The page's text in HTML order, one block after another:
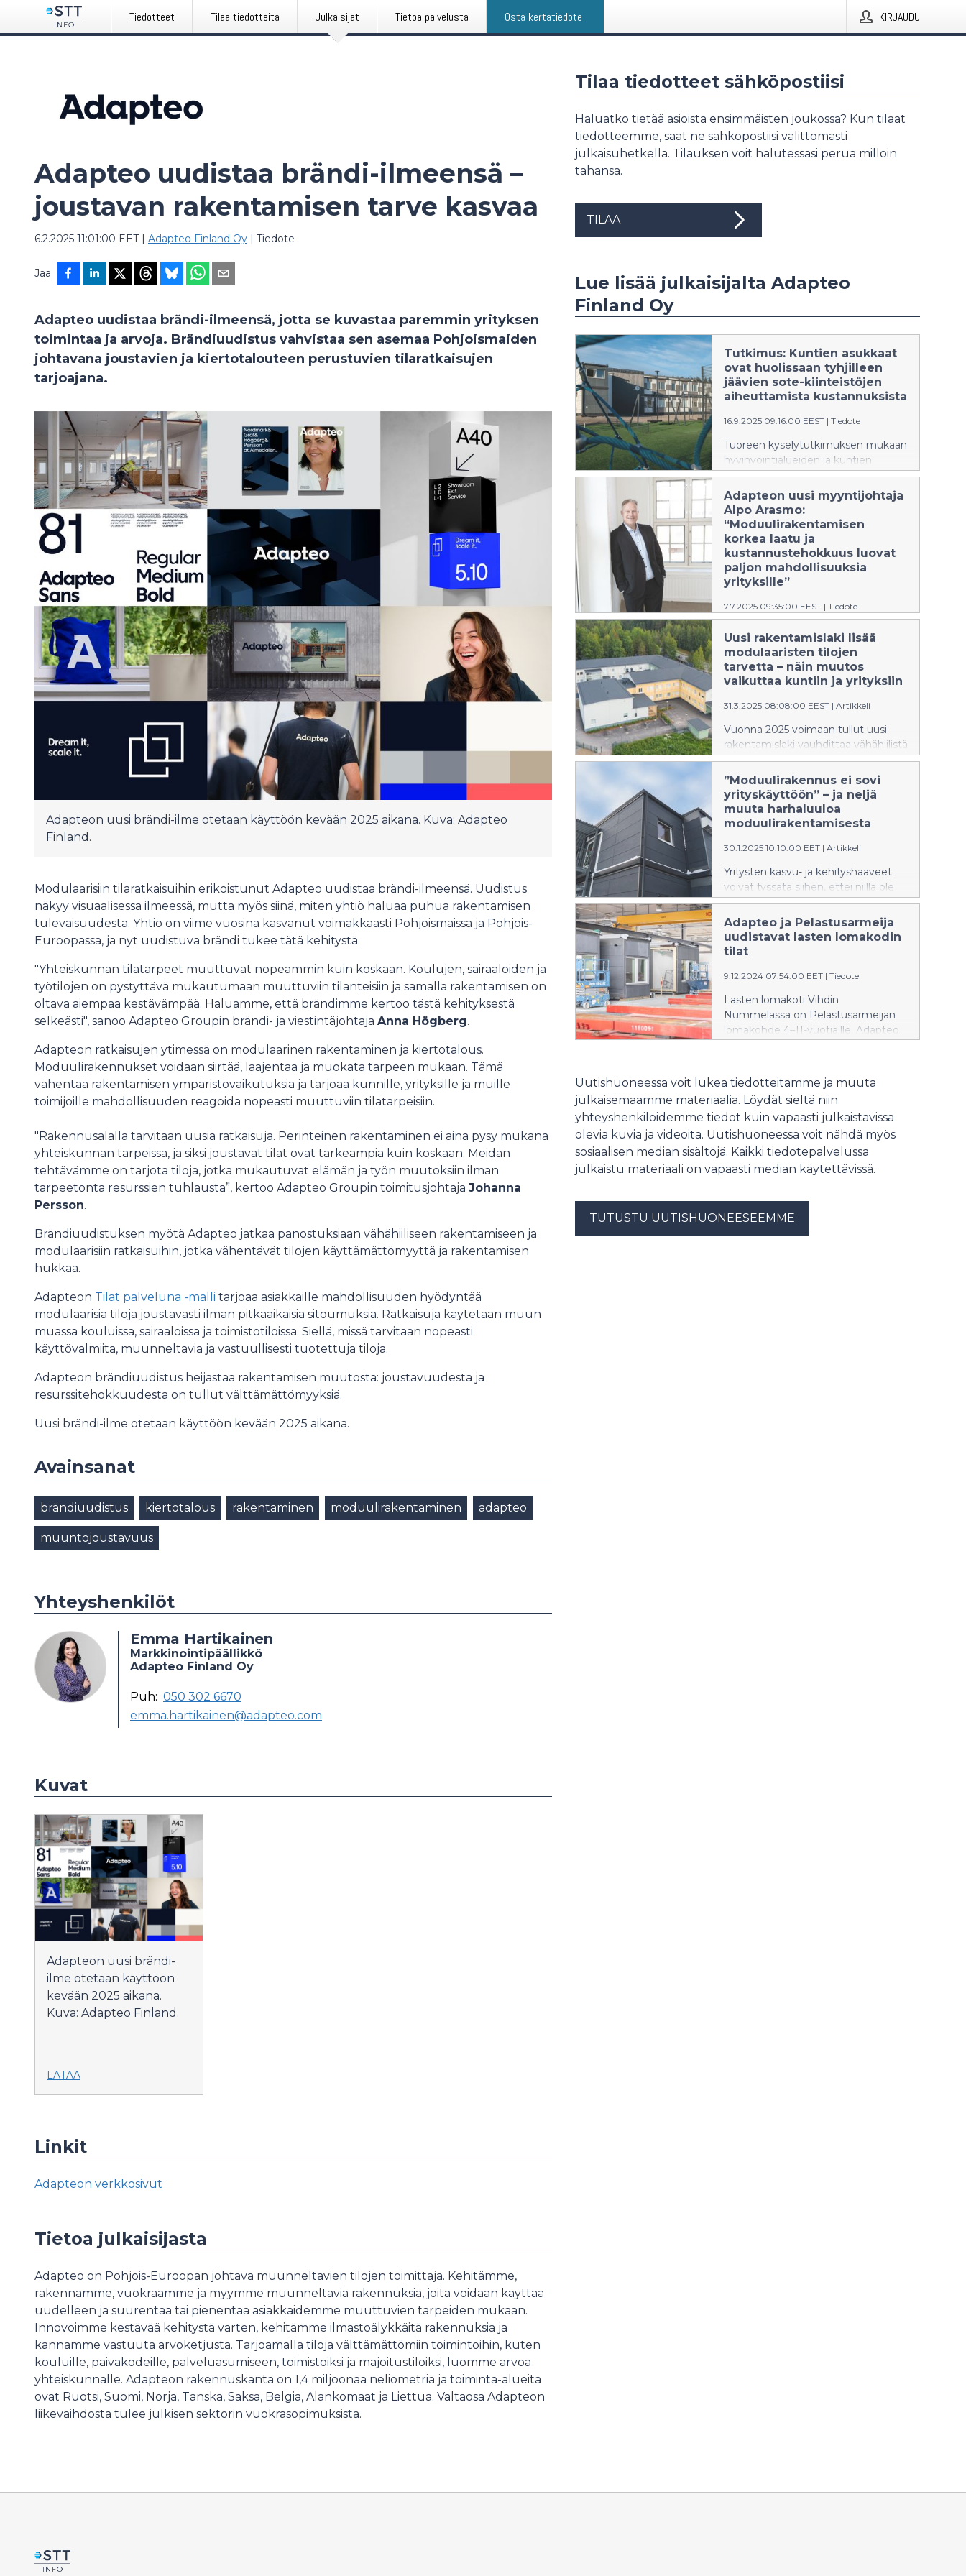
Tiedotteet Tilaa tiedotteita Julkaisijat Tietoa palvelusta Osta kertatiedote KIRJAUDU
Adapteo uudistaa brändi-ilmeensä –
joustavan rakentamisen tarve kasvaa
6.2.2025 11:01:00 EET| Adapteo Finland Oy | Tiedote
Jaa
Adapteo uudistaa brändi-ilmeensä, jotta se kuvastaa paremmin yrityksen
toimintaa ja arvoja. Brändiuudistus vahvistaa sen asemaa Pohjoismaiden
johtavana joustavien ja kiertotalouteen perustuvien tilaratkaisujen
tarjoajana.
Adapteon uusi brändi-ilme otetaan käyttöön kevään 2025 aikana. Kuva: Adapteo
Finland.
Modulaarisiin tilaratkaisuihin erikoistunut Adapteo uudistaa brändi-ilmeensä. Uudistus
näkyy visuaalisessa ilmeessä, mutta myös siinä, miten yhtiö haluaa puhua rakentamisen
tulevaisuudesta. Yhtiö on viime vuosina kasvanut voimakkaasti Pohjoismaissa ja Pohjois-
Euroopassa, ja nyt uudistuva brändi tukee tätä kehitystä.
"Yhteiskunnan tilatarpeet muuttuvat nopeammin kuin koskaan. Koulujen, sairaaloiden ja
työtilojen on pystyttävä mukautumaan muuttuviin tilanteisiin ja samalla rakentamisen on
oltava aiempaa kestävämpää. Haluamme, että brändimme kertoo tästä kehityksestä
selkeästi", sanoo Adapteo Groupin brändi- ja viestintäjohtaja Anna Högberg.
Adapteon ratkaisujen ytimessä on modulaarinen rakentaminen ja kiertotalous.
Moduulirakennukset voidaan siirtää, laajentaa ja muokata tarpeen mukaan. Tämä
vähentää rakentamisen ympäristövaikutuksia ja tarjoaa kunnille, yrityksille ja muille
toimijoille mahdollisuuden reagoida nopeasti muuttuviin tilatarpeisiin.
"Rakennusalalla tarvitaan uusia ratkaisuja. Perinteinen rakentaminen ei aina pysy mukana
yhteiskunnan tarpeissa, ja siksi joustavat tilat ovat tärkeämpiä kuin koskaan. Meidän
tehtävämme on tarjota tiloja, jotka mukautuvat elämän ja työn muutoksiin ilman
tarpeetonta resurssien tuhlausta”, kertoo Adapteo Groupin toimitusjohtaja Johanna
Persson.
Brändiuudistuksen myötä Adapteo jatkaa panostuksiaan vähähiiliseen rakentamiseen ja
modulaarisiin ratkaisuihin, jotka vähentävät tilojen käyttämättömyyttä ja rakentamisen
hukkaa.
Adapteon Tilat palveluna -malli tarjoaa asiakkaille mahdollisuuden hyödyntää
modulaarisia tiloja joustavasti ilman pitkäaikaisia sitoumuksia. Ratkaisuja käytetään muun
muassa kouluissa, sairaaloissa ja toimistotiloissa. Siellä, missä tarvitaan nopeasti
käyttövalmiita, muunneltavia ja vastuullisesti tuotettuja tiloja.
Adapteon brändiuudistus heijastaa rakentamisen muutosta: joustavuudesta ja
resurssitehokkuudesta on tullut välttämättömyyksiä.
Uusi brändi-ilme otetaan käyttöön kevään 2025 aikana.
Avainsanat
brändiuudistus kiertotalous rakentaminen moduulirakentaminen adapteo
muuntojoustavuus
Yhteyshenkilöt
Emma Hartikainen
Markkinointipäällikkö
Adapteo Finland Oy
Puh: 050 302 6670
emma.hartikainen@adapteo.com
Kuvat
Adapteon uusi brändi-
ilme otetaan käyttöön
kevään 2025 aikana.
Kuva: Adapteo Finland.
LATAA
Linkit
Adapteon verkkosivut
Tietoa julkaisijasta
Adapteo on Pohjois-Euroopan johtava muunneltavien tilojen toimittaja. Kehitämme,
rakennamme, vuokraamme ja myymme muunneltavia rakennuksia, joita voidaan käyttää
uudelleen ja suurentaa tai pienentää asiakkaidemme muuttuvien tarpeiden mukaan.
Innovoimme kestävää kehitystä varten, kehitämme ilmastoälykkäitä rakennuksia ja
kannamme vastuuta arvoketjusta. Tarjoamalla tiloja välttämättömiin toimintoihin, kuten
kouluille, päiväkodeille, palveluasumiseen, toimistoiksi ja majoitustiloiksi, luomme arvoa
yhteiskunnalle. Adapteon rakennuskanta on 1,4 miljoonaa neliömetriä ja toiminta-alueita
ovat Ruotsi, Suomi, Norja, Tanska, Saksa, Belgia, Alankomaat ja Liettua. Valtaosa Adapteon
liikevaihdosta tulee julkisen sektorin vuokrasopimuksista.
Tilaa tiedotteet sähköpostiisi
Haluatko tietää asioista ensimmäisten joukossa? Kun tilaat
tiedotteemme, saat ne sähköpostiisi välittömästi
julkaisuhetkellä. Tilauksen voit halutessasi perua milloin
tahansa.
TILAA
Lue lisää julkaisijalta Adapteo
Finland Oy
Tutkimus: Kuntien asukkaat
ovat huolissaan tyhjilleen
jäävien sote-kiinteistöjen
aiheuttamista kustannuksista
16.9.2025 09:16:00 EEST | Tiedote
Tuoreen kyselytutkimuksen mukaan
hyvinvointialueiden ja kuntien
päättäjät uskovat alueensa
palveluverkoston supistuvan, mikä
johtaa sote-kiinteistöjen
irtisanomisiin. Tyhjien kiinteistöjen
aiheuttamat kulut huolestuttavat
myös kuntien asukkaita. Enemmistö
heistä (58 %) pitää muunneltavia ja
siirrettäviä tiloja hyvänä keinona
Adapteon uusi myyntijohtaja
Alpo Arasmo:
“Moduulirakentamisen
korkea laatu ja
kustannustehokkuus luovat
paljon mahdollisuuksia
yrityksille”
7.7.2025 09:35:00 EEST | Tiedote
Adapteo Finland Oy:n
myyntijohtajaksi on nimitetty Alpo
Arasmo.
Uusi rakentamislaki lisää
modulaaristen tilojen
tarvetta – näin muutos
vaikuttaa kuntiin ja yrityksiin
31.3.2025 08:08:00 EEST | Artikkeli
Vuonna 2025 voimaan tullut uusi
rakentamislaki vauhdittaa vähähiilistä
rakentamista ja helpottaa joustavien
tilaratkaisujen toteuttamista.
Muutokset näkyvät erityisesti
kuntien ja yritysten tilahankinnoissa,
ja vuoden 2026 alussa vaatimukset
”Moduulirakennus ei sovi
yrityskäyttöön” – ja neljä
muuta harhaluuloa
moduulirakentamisesta
30.1.2025 10:10:00 EET | Artikkeli
Yritysten kasvu- ja kehityshaaveet
voivat tyssätä siihen, ettei niillä ole
edellytyksiä kiinteiden tilaratkaisujen
vaatimiin mittaviin investointeihin.
Modulaariset tilat ovat yrityksille
joustava vaihtoehto, kun ne haluavat
Moduulirakennuksiin liittyy kuitenkin
monia uskomuksia, jotka voivat
jarruttaa niiden käyttöä.
Tarkastellaan niistä muutamaa.
Adapteo ja Pelastusarmeija
uudistavat lasten lomakodin
tilat
9.12.2024 07:54:00 EET | Tiedote
Lasten lomakoti Vihdin
Nummelassa on Pelastusarmeijan
lomakohde 4–11-vuotiaille. Adapteo
otetaan käyttöön jo kesällä 2025.
Uutishuoneessa voit lukea tiedotteitamme ja muuta
julkaisemaamme materiaalia. Löydät sieltä niin
yhteyshenkilöidemme tiedot kuin vapaasti julkaistavissa
olevia kuvia ja videoita. Uutishuoneessa voit nähdä myös
sosiaalisen median sisältöjä. Kaikki tiedotepalvelussa
julkaistu materiaali on vapaasti median käytettävissä.
TUTUSTU UUTISHUONEESEEMME